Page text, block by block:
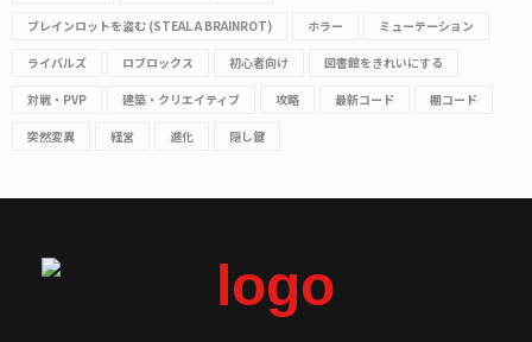
ブレインロットを盗む (STEAL A BRAINROT) ホラー ミューテーション
ライバルズ ロブロックス 初心者向け 図書館をきれいにする
対戦・PVP 建築・クリエイティブ 攻略 最新コード 棚コード
突然変異 経営 進化 隠し鍵